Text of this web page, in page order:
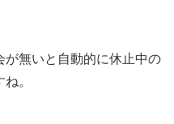
が無いと自動的に休止中の
。